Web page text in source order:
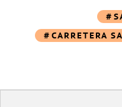
CARRETERA